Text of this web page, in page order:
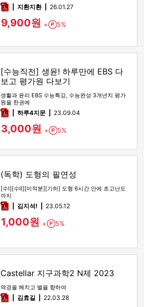
pdf지환지환 26.01.27
9,900원 + Point
5%
[수능직전] 생윤! 하루만에 EBS 다
보고 평가원 다보기
생활과 윤리 EBS 수능특강, 수능완성 3개년치 평가
원을 한권에
pdf하루4지문 23.09.04
3,000원 + Point
5%
(독학) 도형의 필연성
[수Ⅰ][수Ⅱ][미적분][기하] 도형 6시간 안에 초고난도
까지
pdf김지석! 23.05.12
1,000원 + Point
5%
Castellar 지구과학2 N제 2023
역경을 헤치고 별을 향하여
pdf김효길 22.03.28